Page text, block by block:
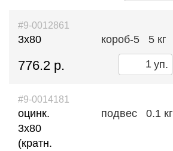
#9-0012861
3х80 короб-5 5 кг
776.2 р. уп.
#9-0014181
оцинк.
3х80
(кратн.
подвес 0.1 кг